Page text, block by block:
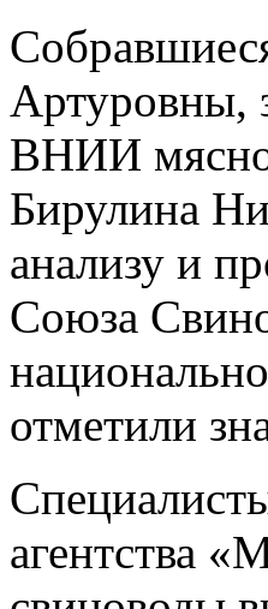
Артуровны,
ВНИИ
Бирулина
анализу и
Союза
отметили
агентства